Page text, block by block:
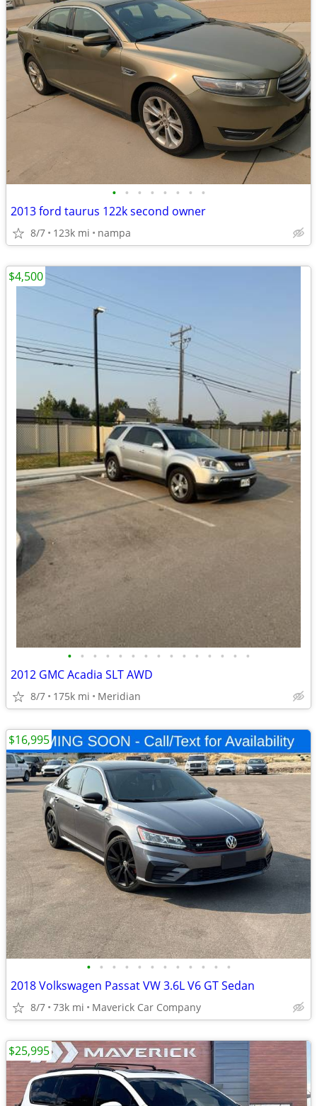
• • • • • • • •
2013 ford taurus 122k second owner
8/7 123k mi nampa
• • • • • • • • • • • • • • •
2012 GMC Acadia SLT AWD
8/7 175k mi Meridian
$4,500
• • • • • • • • • • • •
2018 Volkswagen Passat VW 3.6L V6 GT Sedan
8/7 73k mi Maverick Car Company
$16,995
$25,995